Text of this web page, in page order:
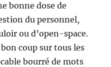
bonne dose de
du personnel,
ou d’open-space.
coup sur tous les
bourré de mots